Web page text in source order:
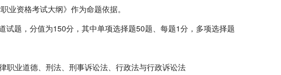
业资格考试大纲》作为命题依据。
试题，分值为150分，其中单项选择题50题、每题1分，多项选择题
业道德、刑法、刑事诉讼法、行政法与行政诉讼法